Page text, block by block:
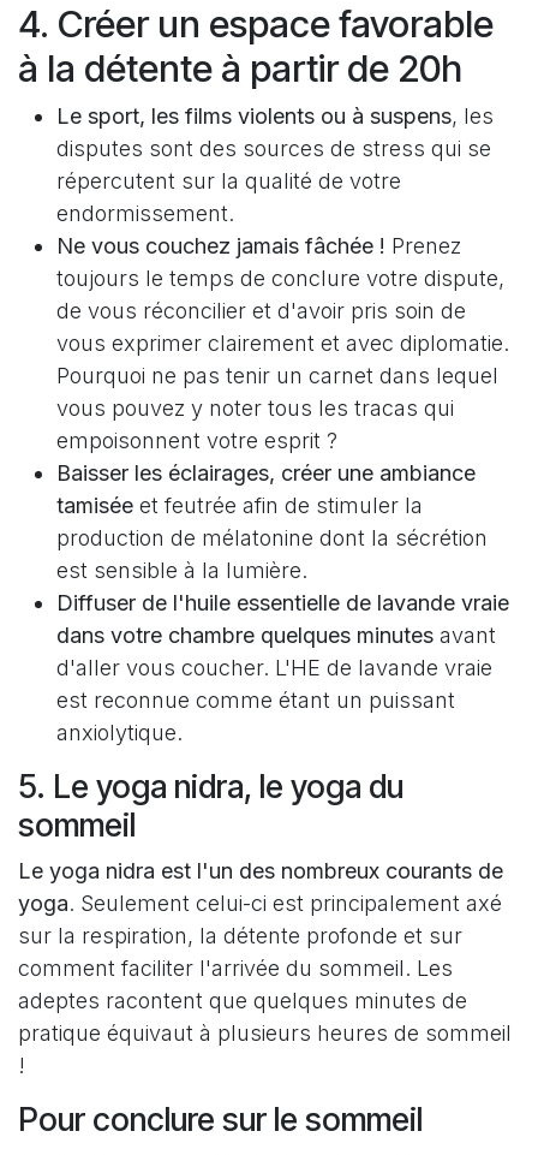
4. Créer un espace favorable
à la détente à partir de 20h
Le sport, les films violents ou à suspens, les
disputes sont des sources de stress qui se
répercutent sur la qualité de votre
endormissement.
Ne vous couchez jamais fâchée ! Prenez
toujours le temps de conclure votre dispute,
de vous réconcilier et d'avoir pris soin de
vous exprimer clairement et avec diplomatie.
Pourquoi ne pas tenir un carnet dans lequel
vous pouvez y noter tous les tracas qui
empoisonnent votre esprit ?
Baisser les éclairages, créer une ambiance
tamisée et feutrée afin de stimuler la
production de mélatonine dont la sécrétion
est sensible à la lumière.
Diffuser de l'huile essentielle de lavande vraie
dans votre chambre quelques minutes avant
d'aller vous coucher. L'HE de lavande vraie
est reconnue comme étant un puissant
anxiolytique.
5. Le yoga nidra, le yoga du
sommeil
Le yoga nidra est l'un des nombreux courants de
yoga. Seulement celui-ci est principalement axé
sur la respiration, la détente profonde et sur
comment faciliter l'arrivée du sommeil. Les
adeptes racontent que quelques minutes de
pratique équivaut à plusieurs heures de sommeil
!
Pour conclure sur le sommeil